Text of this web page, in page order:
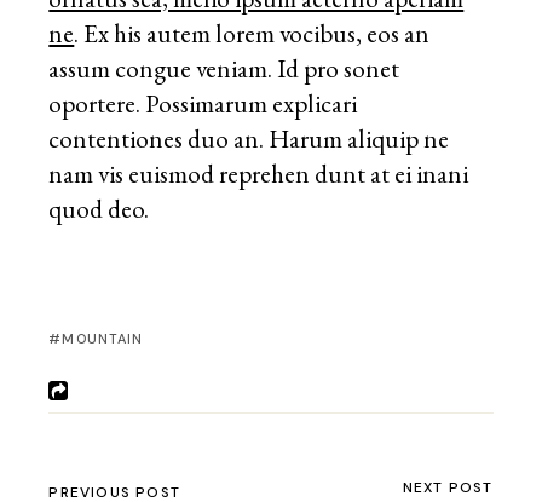
ne. Ex his autem lorem vocibus, eos an
assum congue veniam. Id pro sonet
oportere. Possimarum explicari
contentiones duo an. Harum aliquip ne
nam vis euismod reprehen dunt at ei inani
quod deo.
MOUNTAIN
PREVIOUS POST NEXT POST